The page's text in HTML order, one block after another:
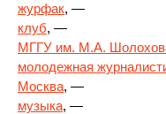
журфак, —
клуб, —
МГГУ им. М.А.
молодежная
Москва, —
музыка, —